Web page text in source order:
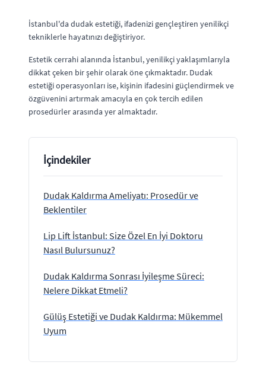
İstanbul'da dudak estetiği, ifadenizi gençleştiren yenilikçi
tekniklerle hayatınızı değiştiriyor.
Estetik cerrahi alanında İstanbul, yenilikçi yaklaşımlarıyla
dikkat çeken bir şehir olarak öne çıkmaktadır. Dudak
estetiği operasyonları ise, kişinin ifadesini güçlendirmek ve
özgüvenini artırmak amacıyla en çok tercih edilen
prosedürler arasında yer almaktadır.
İçindekiler
Dudak Kaldırma Ameliyatı: Prosedür ve
Beklentiler
Lip Lift İstanbul: Size Özel En İyi Doktoru
Nasıl Bulursunuz?
Dudak Kaldırma Sonrası İyileşme Süreci:
Nelere Dikkat Etmeli?
Gülüş Estetiği ve Dudak Kaldırma: Mükemmel
Uyum